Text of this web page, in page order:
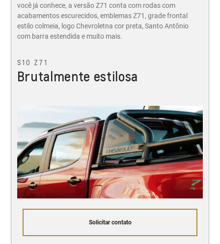
você já conhece, a versão Z71 conta com rodas com
acabamentos escurecidos, emblemas Z71, grade frontal
estilo colmeia, logo Chevroletna cor preta, Santo Antônio
com barra estendida e muito mais.
S10 Z71
Brutalmente estilosa
Solicitar contato